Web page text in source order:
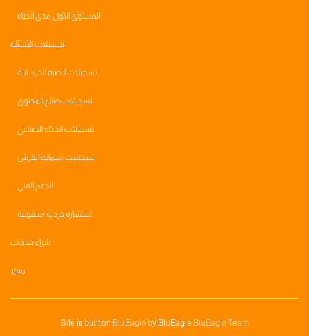
المستوى الأول مدى الحياه
تسجيلات الأسئلة
تسجيلات الصبة الخرسانية
تسجيلات صناع المحتوى
تسجيلات الذكاء الصناعي
تسجيلات اسماك القرش
الدعم الفني
استشاره فرديه مدفوعة
شراء خدمات
متجر
Site is built on BluEagle by BluEagle BluEagle Team